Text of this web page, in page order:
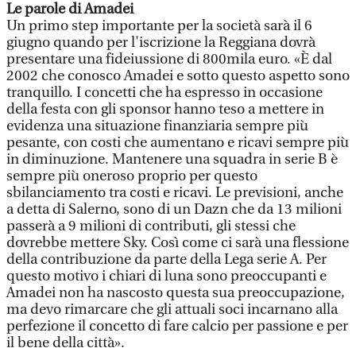
Le parole di Amadei
Un primo step importante per la società sarà il 6
giugno quando per l'iscrizione la Reggiana dovrà
presentare una fideiussione di 800mila euro. «È dal
2002 che conosco Amadei e sotto questo aspetto sono
tranquillo. I concetti che ha espresso in occasione
della festa con gli sponsor hanno teso a mettere in
evidenza una situazione finanziaria sempre più
pesante, con costi che aumentano e ricavi sempre più
in diminuzione. Mantenere una squadra in serie B è
sempre più oneroso proprio per questo
sbilanciamento tra costi e ricavi. Le previsioni, anche
a detta di Salerno, sono di un Dazn che da 13 milioni
passerà a 9 milioni di contributi, gli stessi che
dovrebbe mettere Sky. Così come ci sarà una flessione
della contribuzione da parte della Lega serie A. Per
questo motivo i chiari di luna sono preoccupanti e
Amadei non ha nascosto questa sua preoccupazione,
ma devo rimarcare che gli attuali soci incarnano alla
perfezione il concetto di fare calcio per passione e per
il bene della città».